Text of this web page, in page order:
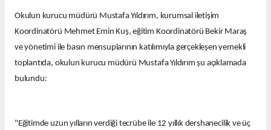
Okulun kurucu müdürü Mustafa Yıldırım, kurumsal iletişim
Koordinatörü Mehmet Emin Kuş, eğitim Koordinatörü Bekir Maraş
ve yönetimi ile basın mensuplarının katılımıyla gerçekleşen yemekli
toplantıda, okulun kurucu müdürü Mustafa Yıldırım şu açıklamada
bulundu:
"Eğitimde uzun yılların verdiği tecrübe ile 12 yıllık dershanecilik ve üç